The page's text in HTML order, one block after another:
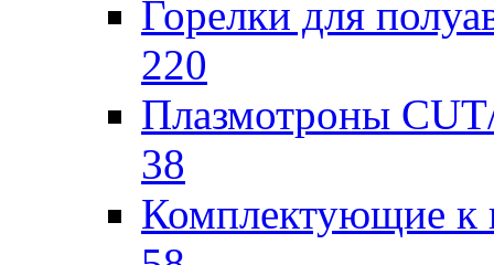
Горелки для
220
Плазмотроны
38
Комплектующие к